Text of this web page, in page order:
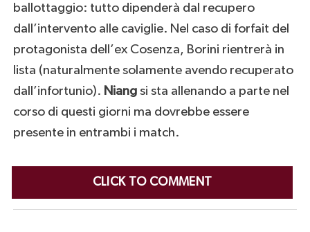
ballottaggio: tutto dipenderà dal recupero
dall’intervento alle caviglie. Nel caso di forfait del
protagonista dell’ex Cosenza, Borini rientrerà in
lista (naturalmente solamente avendo recuperato
dall’infortunio). Niangsi sta allenando a parte nel
corso di questi giorni ma dovrebbe essere
presente in entrambi i match.
CLICK TO COMMENT